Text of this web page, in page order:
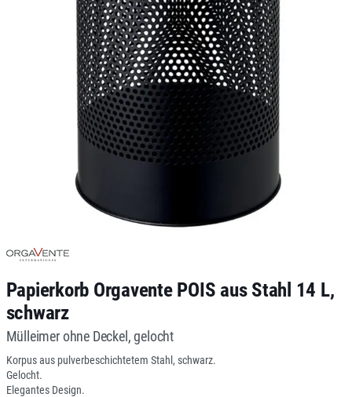
Papierkorb Orgavente POIS aus Stahl 14 L,
schwarz
Mülleimer ohne Deckel, gelocht
Korpus aus pulverbeschichtetem Stahl, schwarz.
Gelocht.
Elegantes Design.